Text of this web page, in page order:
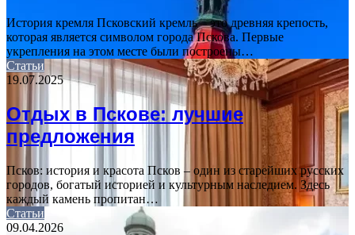
История кремля Псковский кремль – это древняя крепость,
которая является символом города Пскова. Первые
укрепления на этом месте были построены…
Статьи
19.07.2025
Отдых в Пскове: лучшие
предложения
Псков: история и красота Псков – один из старейших русских
городов, богатый историей и культурным наследием. Здесь
каждый камень пропитан…
Статьи
09.04.2026